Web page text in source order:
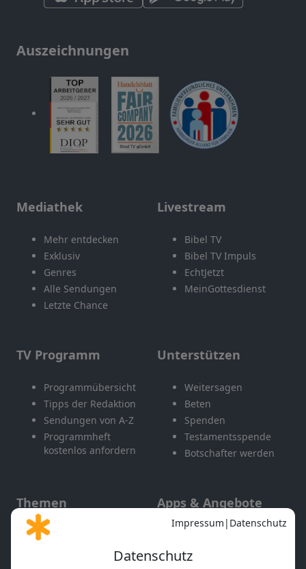
Auszeichnungen
Mediathek
Mehr entdecken
Exklusiv
Genres
Alle Sendungen
Letzte Chance
Livestream
Bibel TV
Bibel TV Impuls
EchtJetzt
MeinGottesdienst
TV Programm
Programmübersicht
Tipps der Redaktion
Sendungen von A-Z
Programmheft
kostenlos anfordern
Unterstützen
Weitersagen
Beten
Spenden
Testamentsspende
Botschafter werden
Themen
Gott und Bibel erklärt
Apps & Angebote
Mobile App